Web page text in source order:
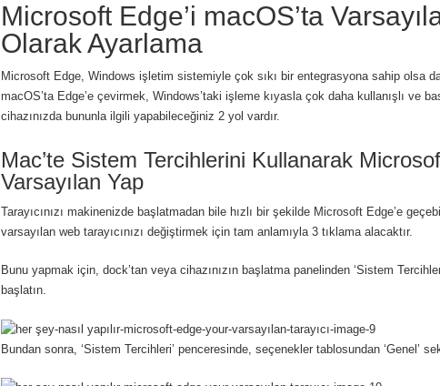
Microsoft Edge’i macOS’ta
Olarak Ayarlama
Microsoft Edge, Windows işletim sistemiyle çok sıkı bir entegrasyona sahip olsa
macOS’ta Edge’e çevirmek, Windows’taki işleme kıyasla çok daha kullanışlı ve
cihazınızda bununla ilgili yapabileceğiniz 2 yol vardır.
Mac’te Sistem Tercihlerini Kullanarak
Varsayılan Yap
Tarayıcınızı makinenizde başlatmadan bile hızlı bir şekilde Microsoft Edge’e
varsayılan web tarayıcınızı değiştirmek için tam anlamıyla 3 tıklama alacaktır.
Bunu yapmak için, dock’tan veya cihazınızın başlatma panelinden ‘Sistem
başlatın.
Bundan sonra, ‘Sistem Tercihleri’ penceresinde, seçenekler tablosundan ‘Genel’